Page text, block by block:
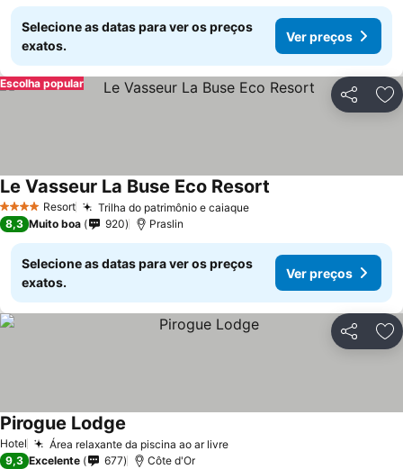
Selecione as datas para ver os preços
exatos.
Ver preços
Partilhar
Escolha popular
4 EstrelasResort Trilha do patrimônio e caiaque
Le Vasseur La Buse Eco Resort
8,3 Muito boa 920 Praslin
Selecione as datas para ver os preços
exatos.
Ver preços
Partilhar
Hotel Área relaxante da piscina ao ar livre
Pirogue Lodge
9,3 Excelente 677 Côte d'Or